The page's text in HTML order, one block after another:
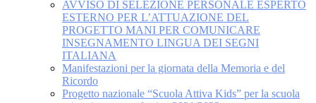
AVVISO DI SELEZIONE PERSONALE ESPERTO
ESTERNO PER L’ATTUAZIONE DEL
PROGETTO MANI PER COMUNICARE
INSEGNAMENTO LINGUA DEI SEGNI
ITALIANA
Manifestazioni per la giornata della Memoria e del
Ricordo
Progetto nazionale “Scuola Attiva Kids” per la scuola